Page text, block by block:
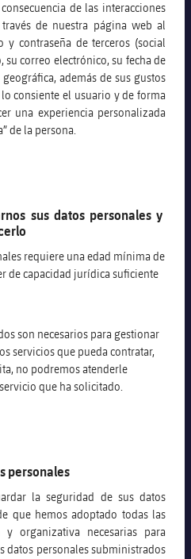
de las interacciones
de nuestra página web al
y contraseña de terceros (social
correo electrónico, su fecha de
además de sus gustos
consiente el usuario y de forma
una experiencia personalizada
de la persona.
sus datos personales y
requiere una edad mínima de
de capacidad jurídica suficiente
son necesarios para gestionar
servicios que pueda contratar,
no podremos atenderle
que ha solicitado.
personales
la seguridad de sus datos
que hemos adoptado todas las
organizativa necesarias para
datos personales subministrados